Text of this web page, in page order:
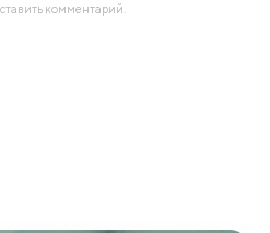
комментарий.